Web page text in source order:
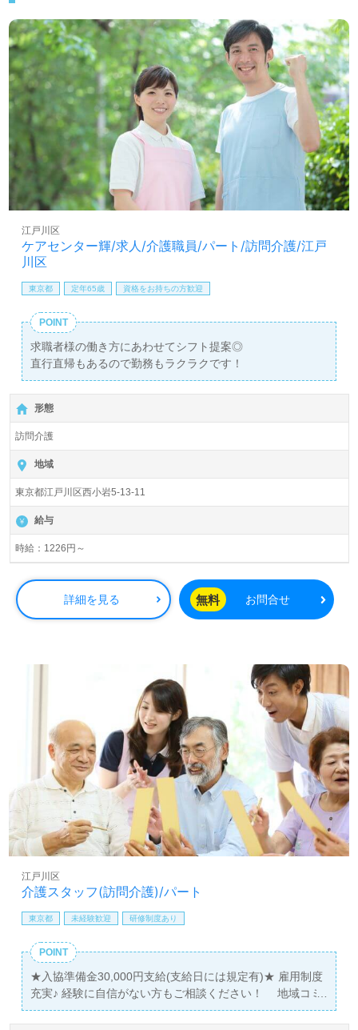
ケアセンター輝/求人/介護職員/パート/訪問介護/江戸
川区
江戸川区
東京都 定年65歳 資格をお持ちの方歓迎
POINT
求職者様の働き方にあわせてシフト提案◎
直行直帰もあるので勤務もラクラクです！
形態
訪問介護
地域
東京都江戸川区西小岩5-13-11
給与
時給：1226円～
詳細を見る 無料 お問合せ
介護スタッフ(訪問介護)/パート
江戸川区
東京都 未経験歓迎 研修制度あり
POINT
★入協準備金30,000円支給(支給日には規定有)★ 雇用制度
充実♪ 経験に自信がない方もご相談ください！ 地域コミ
ュニティを支える『陽だまり』で一緒に働きませんか？